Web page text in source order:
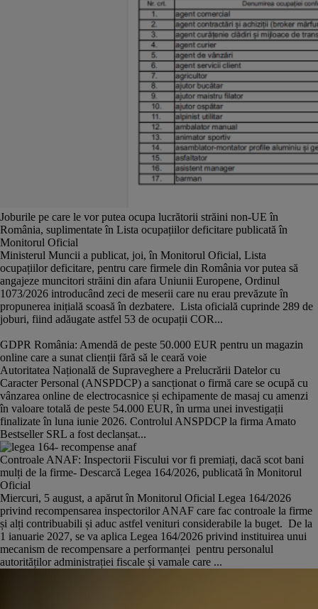
Joburile pe care le vor putea ocupa lucrătorii străini non-UE în
România, suplimentate în Lista ocupațiilor deficitare publicată în
Monitorul Oficial
Ministerul Muncii a publicat, joi, în Monitorul Oficial, Lista
ocupațiilor deficitare, pentru care firmele din România vor putea să
angajeze muncitori străini din afara Uniunii Europene, Ordinul
1073/2026 introducând zeci de meserii care nu erau prevăzute în
propunerea inițială scoasă în dezbatere. Lista oficială cuprinde 289 de
joburi, fiind adăugate astfel 53 de ocupații COR...
GDPR România: Amendă de peste 50.000 EUR pentru un magazin
online care a sunat clienții fără să le ceară voie
Autoritatea Națională de Supraveghere a Prelucrării Datelor cu
Caracter Personal (ANSPDCP) a sancționat o firmă care se ocupă cu
vânzarea online de electrocasnice și echipamente de masaj cu amenzi
în valoare totală de peste 54.000 EUR, în urma unei investigații
finalizate în luna iunie 2026. Controlul ANSPDCP la firma Amato
Bestseller SRL a fost declanșat...
Controale ANAF: Inspectorii Fiscului vor fi premiați, dacă scot bani
mulți de la firme- Descarcă Legea 164/2026, publicată în Monitorul
Oficial
Miercuri, 5 august, a apărut în Monitorul Oficial Legea 164/2026
privind recompensarea inspectorilor ANAF care fac controale la firme
și alți contribuabili și aduc astfel venituri considerabile la buget. De la
1 ianuarie 2027, se va aplica Legea 164/2026 privind instituirea unui
mecanism de recompensare a performanței pentru personalul
autorităților administrației fiscale și vamale care ...